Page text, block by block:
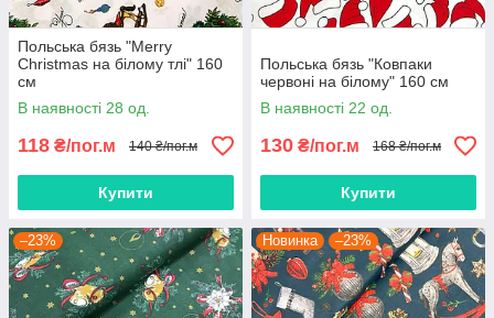
Польська бязь "Merry
Christmas на білому тлі" 160
см
В наявності 28 од.
118 ₴/пог.м 140 ₴/пог.м
Купити
Польська бязь "Ковпаки
червоні на білому" 160 см
В наявності 22 од.
130 ₴/пог.м 168 ₴/пог.м
Купити
–23% Новинка –23%